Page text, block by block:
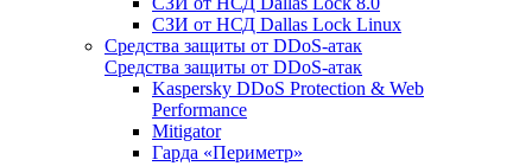
СЗИ от НСД Dallas Lock Linux
Средства защиты от DDoS-атак
Средства защиты от DDoS-атак
Kaspersky DDoS Protection & Web
Performance
Mitigator
Гарда «Периметр»